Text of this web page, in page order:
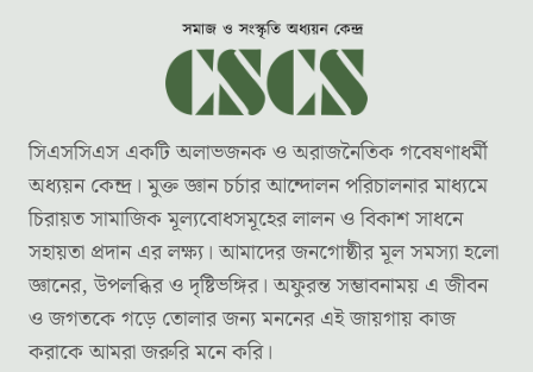
সিএসসিএস একটি অলাভজনক ও অরাজনৈতিক গবেষণাধর্মী
অধ্যয়ন কেন্দ্র। মুক্ত জ্ঞান চর্চার আন্দোলন পরিচালনার মাধ্যমে
চিরায়ত সামাজিক মূল্যবোধসমূহের লালন ও বিকাশ সাধনে
সহায়তা প্রদান এর লক্ষ্য। আমাদের জনগোষ্ঠীর মূল সমস্যা হলো
জ্ঞানের, উপলব্ধির ও দৃষ্টিভঙ্গির। অফুরন্ত সম্ভাবনাময় এ জীবন
ও জগতকে গড়ে তোলার জন্য মননের এই জায়গায় কাজ
করাকে আমরা জরুরি মনে করি।